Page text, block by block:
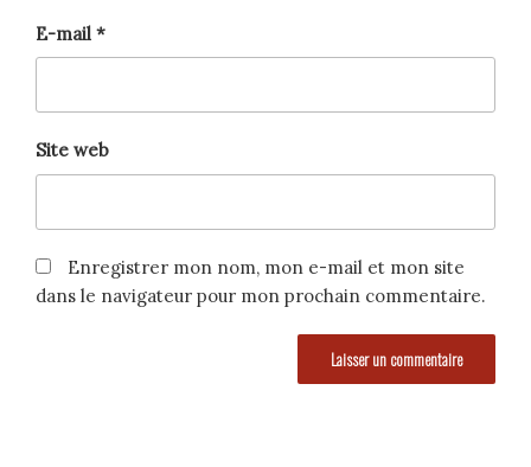
E-mail *
Site web
Enregistrer mon nom, mon e-mail et mon site
dans le navigateur pour mon prochain commentaire.